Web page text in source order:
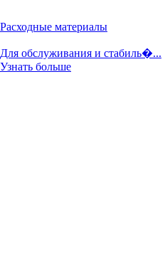
Расходные материалы
Для обслуживания и стабиль�...
Узнать больше